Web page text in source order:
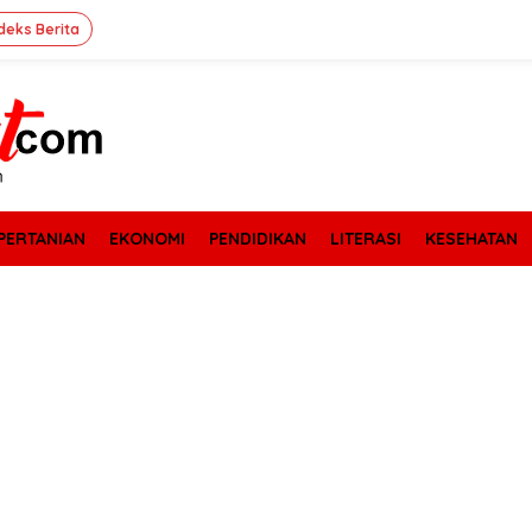
Berita
EKONOMI PENDIDIKAN LITERASI KESEHATAN